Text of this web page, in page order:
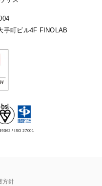
手町ビル4F FINOLAB
/ ISO 27001
方針